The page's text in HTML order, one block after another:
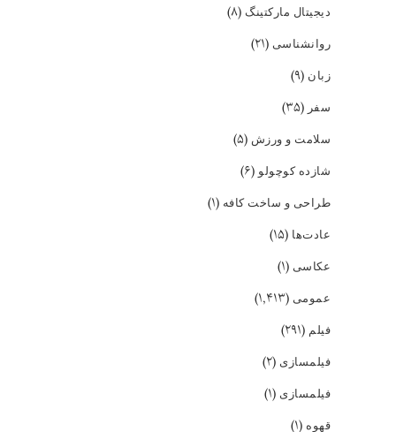
دیجیتال مارکتینگ (۸)
روانشناسی (۲۱)
زبان (۹)
سفر (۳۵)
سلامت و ورزش (۵)
شازده کوچولو(۶)
طراحی و ساخت کافه (۱)
عادت‌ها (۱۵)
عکاسی (۱)
عمومی (۱,۴۱۳)
فیلم (۲۹۱)
فیلمسازی (۲)
فیلمسازی (۱)
قهوه (۱)